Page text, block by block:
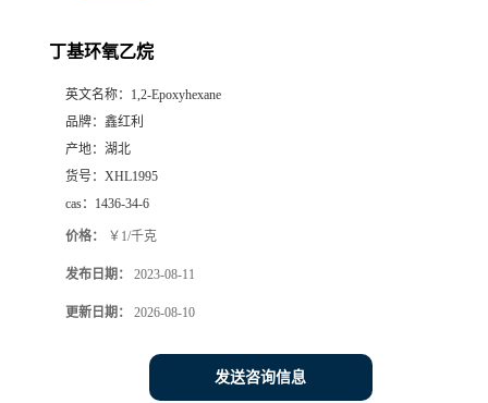
丁基环氧乙烷
英文名称： 1,2-Epoxyhexane
品牌： 鑫红利
产地： 湖北
货号： XHL1995
cas： 1436-34-6
价格： ￥1/千克
发布日期： 2023-08-11
更新日期： 2026-08-10
发送咨询信息